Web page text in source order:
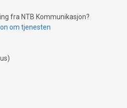
fra NTB Kommunikasjon?
om tjenesten